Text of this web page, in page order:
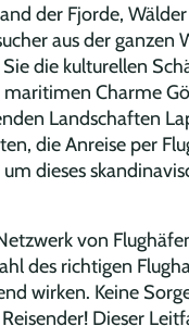
der Fjorde,
aus der ganzen
die kulturellen
Charme
Landschaften
die Anreise per
dieses
von
des richtigen
wirken. Keine
Dieser